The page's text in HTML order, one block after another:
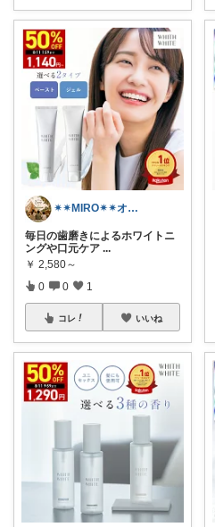
✴︎✴︎MIRO✴︎✴︎オススメroom
毎日の歯磨きによるホワイトニ
ングや口元ケア ...
￥ 2,580～
0 0 1
コレ いいね